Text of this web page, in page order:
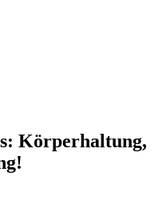
Körperhaltung,